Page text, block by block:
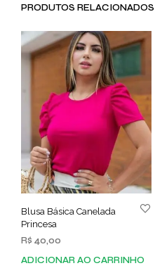
PRODUTOS RELACIONADOS
Blusa Básica Canelada
Princesa
R$ 40,00
ADICIONAR AO CARRINHO